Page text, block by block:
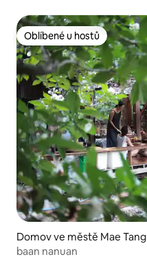
Oblíbené u hostů
Oblíbené u hostů
Domov ve městě Mae Tang
baan nanuan